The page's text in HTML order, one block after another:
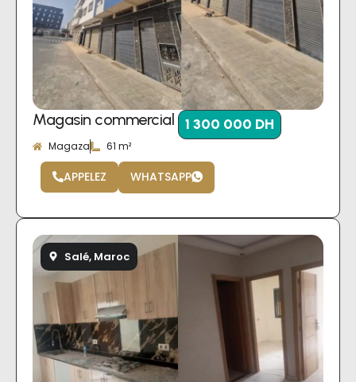
Magasin commercial 1 300 000 DH
Magaza 61 m²
APPELEZ WHATSAPP
Salé, Maroc